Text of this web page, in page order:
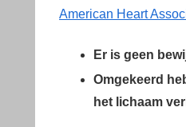
American Heart
Er is geen
Omgekeerd
het lichaam